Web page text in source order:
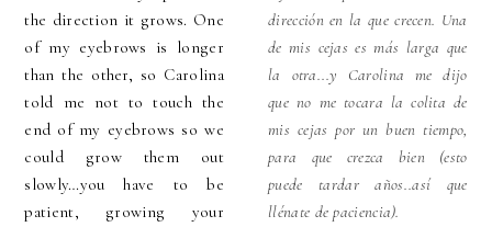
the direction it grows. One
of my eyebrows is longer
than the other, so Carolina
told me not to touch the
end of my eyebrows so we
could grow them out
slowly…you have to be
patient, growing your
dirección en la que crecen. Una
de mis cejas es más larga que
la otra...y Carolina me dijo
que no me tocara la colita de
mis cejas por un buen tiempo,
para que crezca bien (esto
puede tardar años..así que
llénate de paciencia).